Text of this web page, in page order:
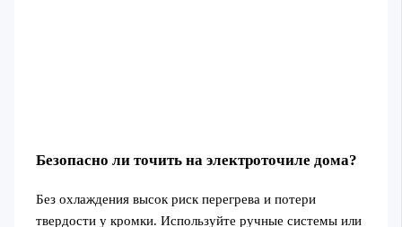
Безопасно ли точить на электроточиле дома?
Без охлаждения высок риск перегрева и потери
твердости у кромки. Используйте ручные системы или